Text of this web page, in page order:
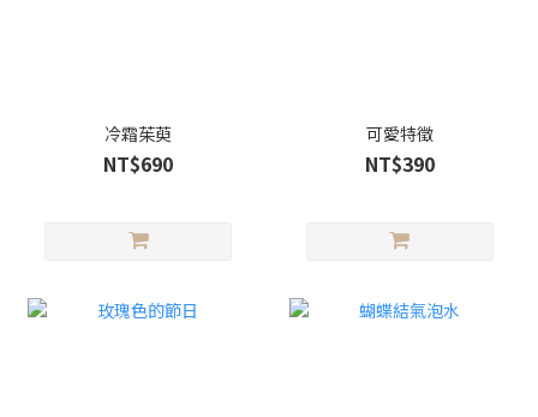
冷霜茱萸
NT$690
可愛特徵
NT$390